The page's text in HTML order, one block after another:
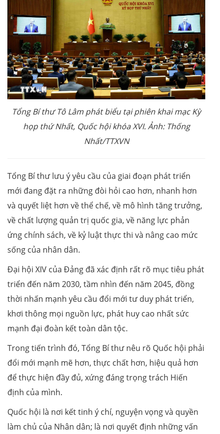
Tổng Bí thư Tô Lâm phát biểu tại phiên khai mạc Kỳ
họp thứ Nhất, Quốc hội khóa XVI. Ảnh: Thống
Nhất/TTXVN
Tổng Bí thư lưu ý yêu cầu của giai đoạn phát triển
mới đang đặt ra những đòi hỏi cao hơn, nhanh hơn
và quyết liệt hơn về thể chế, về mô hình tăng trưởng,
về chất lượng quản trị quốc gia, về năng lực phản
ứng chính sách, về kỷ luật thực thi và nâng cao mức
sống của nhân dân.
Đại hội XIV của Đảng đã xác định rất rõ mục tiêu phát
triển đến năm 2030, tầm nhìn đến năm 2045, đồng
thời nhấn mạnh yêu cầu đổi mới tư duy phát triển,
khơi thông mọi nguồn lực, phát huy cao nhất sức
mạnh đại đoàn kết toàn dân tộc.
Trong tiến trình đó, Tổng Bí thư nêu rõ Quốc hội phải
đổi mới mạnh mẽ hơn, thực chất hơn, hiệu quả hơn
để thực hiện đầy đủ, xứng đáng trọng trách Hiến
định của mình.
Quốc hội là nơi kết tinh ý chí, nguyện vọng và quyền
làm chủ của Nhân dân; là nơi quyết định những vấn